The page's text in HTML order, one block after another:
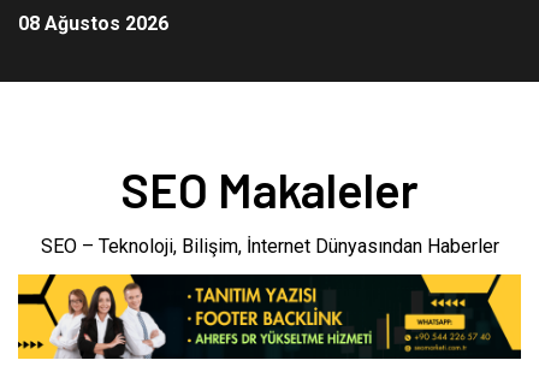
08 Ağustos 2026
SEO Makaleler
SEO – Teknoloji, Bilişim, İnternet Dünyasından Haberler